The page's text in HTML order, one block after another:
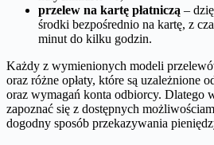
przelew na kartę płatniczą –
środki bezpośrednio na kartę, z
minut do kilku godzin.
Każdy z wymienionych modeli
oraz różne opłaty, które są uzależnione
oraz wymagań konta odbiorcy. Dlatego
zapoznać się z dostępnych
dogodny sposób przekazywania